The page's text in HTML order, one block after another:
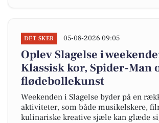
DET SKER 05-08-2026 09:05
Oplev Slagelse i
Klassisk kor, Spider-Man
flødebollekunst
Weekenden i Slagelse byder på en
aktiviteter, som både musikelskere,
kulinariske kreative sjæle kan glæde